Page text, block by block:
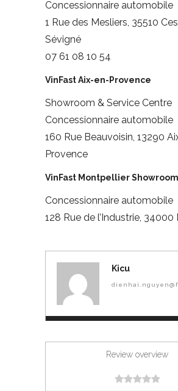
Concessionnaire automobile
1 Rue des Mesliers, 35510
Sévigné
07 61 08 10 54
VinFast Aix-en-Provence
Showroom & Service Centre
Concessionnaire automobile
160 Rue Beauvoisin, 13290
Provence
VinFast Montpellier Showroom
Concessionnaire automobile
128 Rue de l’Industrie,
Kicu
Review overview